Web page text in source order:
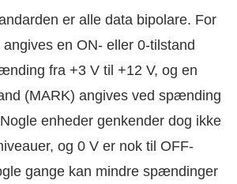
er alle data bipolare. For
en ON- eller 0-tilstand
fra +3 V til +12 V, og en
(MARK) angives ved spænding
enheder genkender dog ikke
og 0 V er nok til OFF-
gange kan mindre spændinger